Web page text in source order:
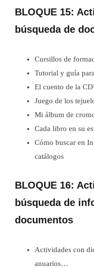
BLOQUE 15:
búsqueda de
Cursillos de
Tutorial y guía
El cuento de la
Juego de los
Mi álbum de
Cada libro en su
Cómo buscar en
catálogos
BLOQUE 16:
búsqueda de
documentos
Actividades con
anuarios…